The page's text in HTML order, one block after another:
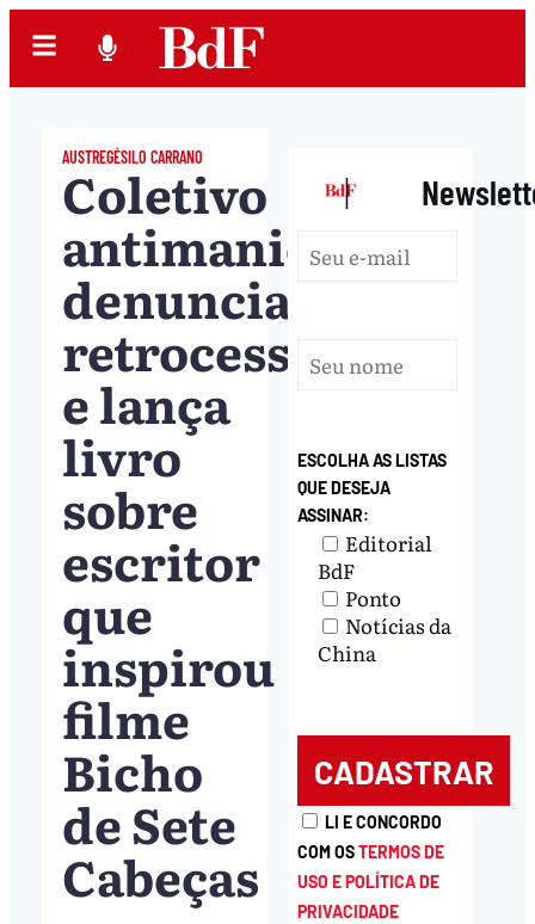
AUSTREGÉSILO CARRANO
Coletivo
antimanicomial
denuncia
retrocessos
e lança
livro
sobre
escritor
que
inspirou
filme
Bicho
de Sete
Cabeças
|
ESCOLHA AS LISTAS
QUE DESEJA
ASSINAR:
Editorial
BdF
Ponto
Notícias da
China
LI E CONCORDO
COM OSTERMOS DE
USO E POLÍTICA DE
PRIVACIDADE